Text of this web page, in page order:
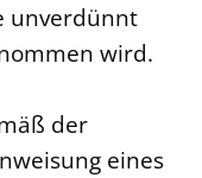
unverdünnt
wird.
der
eines